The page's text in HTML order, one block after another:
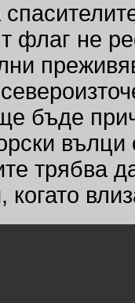
флаг не
бъде
трябва